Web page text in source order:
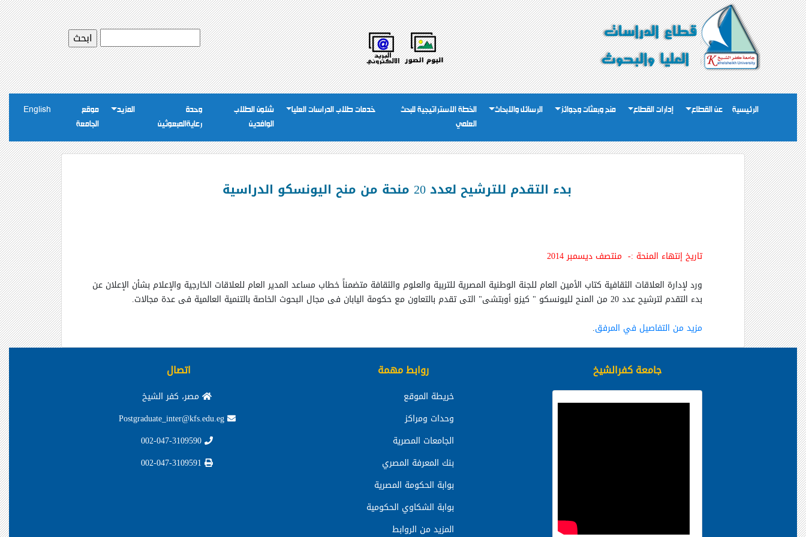
الرئيسية عن القطاع إدارات القطاع منح وبعثات وجوائز الرسائل والابحاث
الخطة الاستراتيجية للبحث
العلمي
خدمات طلاب الدراسات العليا
شئون الطلاب
الوافدين
وحدة
رعايةالمبعوثين
المزيد
موقع
الجامعة
English
بدء التقدم للترشيح لعدد 20 منحة من منح اليونسكو الدراسية
تاريخ إنتهاء المنحة :- منتصف ديسمبر 2014
ورد لإدارة العلاقات الثقافية كتاب الأمين العام للجنة الوطنية المصرية للتربية والعلوم والثقافة متضمناً خطاب مساعد المدير العام للعلاقات الخارجية والإعلام بشأن الإعلان عن
بدء التقدم لترشيح عدد 20 من المنح لليونسكو " كيزو أوبتشى" التى تقدم بالتعاون مع حكومة اليابان فى مجال البحوث الخاصة بالتنمية العالمية فى عدة مجالات
.
مزيد من التفاصيل في المرفق.
جامعة كفرالشيخ روابط مهمة
خريطة الموقع
وحدات ومراكز
الجامعات المصرية
بنك المعرفة المصري
بوابة الحكومة المصرية
بوابة الشكاوي الحكومية
المزيد من الروابط
اتصال
مصر، كفر الشيخ
Postgraduate_inter@kfs.edu.eg